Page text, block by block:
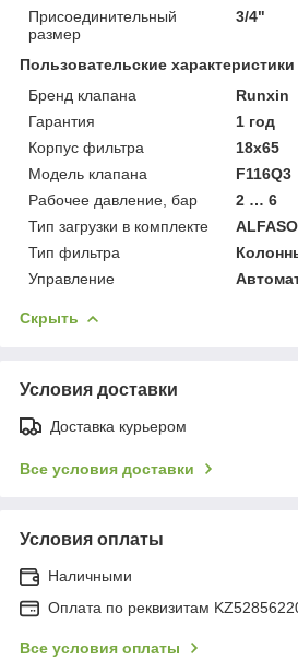
Присоединительный
размер
3/4"
Пользовательские характеристики
Бренд клапана
Runxin
Гарантия
1 год
Корпус фильтра
18х65
Модель клапана
F116Q3
Рабочее давление, бар
2 … 6
Тип загрузки в комплекте
Тип фильтра
Управление
Скрыть
Условия доставки
Доставка курьером
Все условия доставки
Условия оплаты
Наличными
Оплата по реквизитам
Все условия оплаты